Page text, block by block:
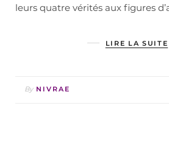
leurs quatre vérités aux figures
LIRE LA SUITE
By NIVRAE